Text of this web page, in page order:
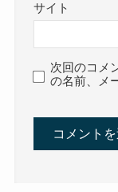
サイト
次回のコメ
の名前、メ